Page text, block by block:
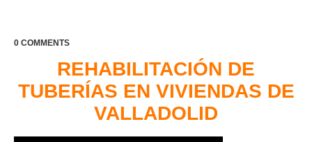
0 COMMENTS
REHABILITACIÓN DE
TUBERÍAS EN VIVIENDAS DE
VALLADOLID